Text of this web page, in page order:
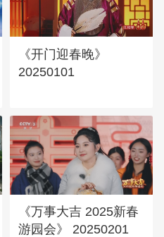
《开门迎春晚》
20250101
《万事大吉 2025新春
游园会》 20250201